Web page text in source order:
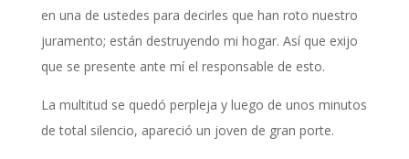
en una de ustedes para decirles que han roto nuestro
juramento; están destruyendo mi hogar. Así que exijo
que se presente ante mí el responsable de esto.
La multitud se quedó perpleja y luego de unos minutos
de total silencio, apareció un joven de gran porte.